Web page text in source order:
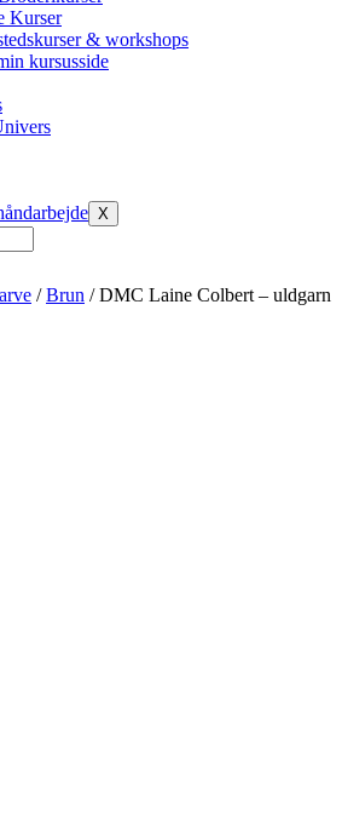
Kurser
& workshops
kursusside
X
/Brun / DMC Laine Colbert – uldgarn